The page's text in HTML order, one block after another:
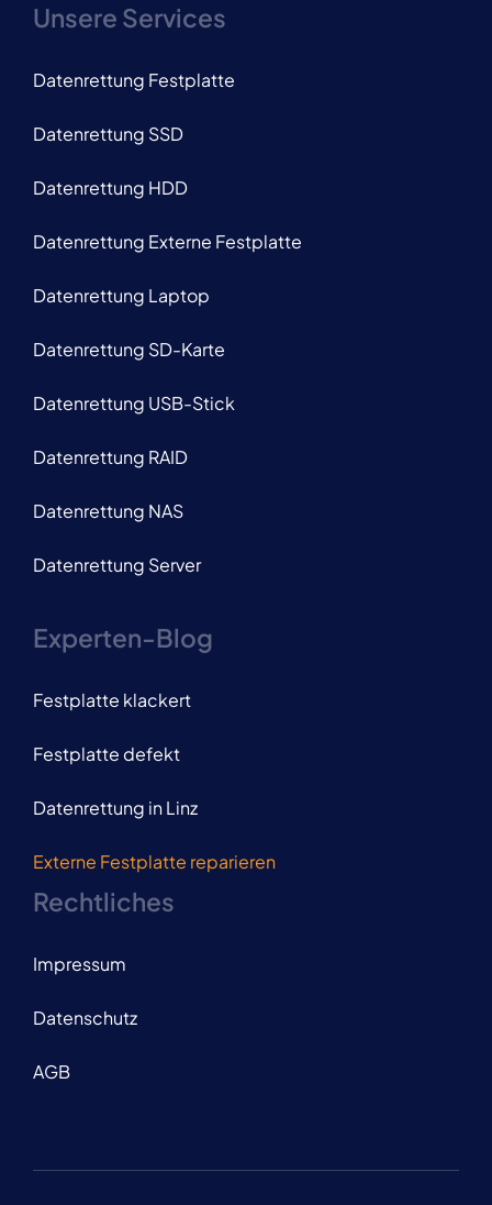
Unsere Services
Datenrettung Festplatte
Datenrettung SSD
Datenrettung HDD
Datenrettung Externe Festplatte
Datenrettung Laptop
Datenrettung SD-Karte
Datenrettung USB-Stick
Datenrettung RAID
Datenrettung NAS
Datenrettung Server
Experten-Blog
Festplatte klackert
Festplatte defekt
Datenrettung in Linz
Externe Festplatte reparieren
Rechtliches
Impressum
Datenschutz
AGB